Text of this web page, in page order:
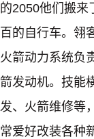
的2050他们搬来
百的自行车。翎
火箭动力系统负
箭发动机。技能
发、火箭维修等
常爱好改装各种